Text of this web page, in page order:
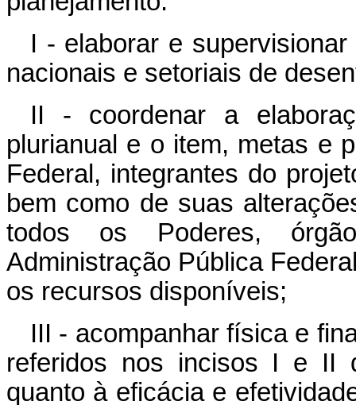
I - elaborar e
nacionais e setoriais de
II - coordenar a
plurianual e o item, metas e
Federal, integrantes do
bem como de suas
todos os Poderes,
Administração Pública
os recursos disponíveis;
III - acompanhar física e
referidos nos incisos I e II
quanto à eficácia e